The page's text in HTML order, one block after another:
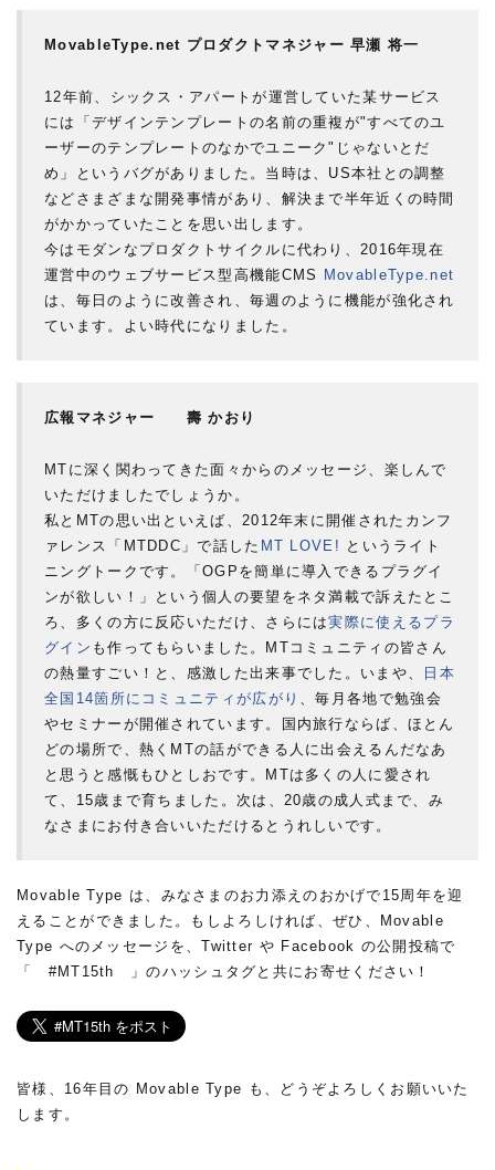
MovableType.net プロダクトマネジャー 早瀬 将一
12年前、シックス・アパートが運営していた某サービス
には「デザインテンプレートの名前の重複が"すべてのユ
ーザーのテンプレートのなかでユニーク"じゃないとだ
め」というバグがありました。当時は、US本社との調整
などさまざまな開発事情があり、解決まで半年近くの時間
がかかっていたことを思い出します。
今はモダンなプロダクトサイクルに代わり、2016年現在
運営中のウェブサービス型高機能CMS
MovableType.net
は、毎日のように改善され、毎週のように機能が強化され
ています。よい時代になりました。
広報マネジャー 壽 かおり
MTに深く関わってきた面々からのメッセージ、楽しんで
いただけましたでしょうか。
私とMTの思い出といえば、2012年末に開催されたカンフ
ァレンス「MTDDC」で話した MT LOVE! というライト
ニングトークです。「OGPを簡単に導入できるプラグイ
ンが欲しい！」という個人の要望をネタ満載で訴えたとこ
ろ、多くの方に反応いただけ、さらには実際に使えるプラ
グイン も作ってもらいました。MTコミュニティの皆さん
の熱量すごい！と、感激した出来事でした。いまや、
日本
全国14箇所にコミュニティが広がり
、毎月各地で勉強会
やセミナーが開催されています。国内旅行ならば、ほとん
どの場所で、熱くMTの話ができる人に出会えるんだなあ
と思うと感慨もひとしおです。MTは多くの人に愛され
て、15歳まで育ちました。次は、20歳の成人式まで、み
なさまにお付き合いいただけるとうれしいです。
Movable Type は、みなさまのお力添えのおかげで15周年を迎
えることができました。もしよろしければ、ぜひ、Movable
Type へのメッセージを、Twitter や Facebook の公開投稿で
「 #MT15th 」のハッシュタグと共にお寄せください！
皆様、16年目の Movable Type も、どうぞよろしくお願いいた
します。